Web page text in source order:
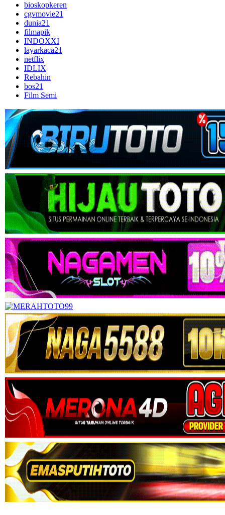
bioskopkeren
cgvmovie21
dunia21
filmapik
INDOXXI
layarkaca21
netflix
IDLIX
Rebahin
bos21
Film Semi